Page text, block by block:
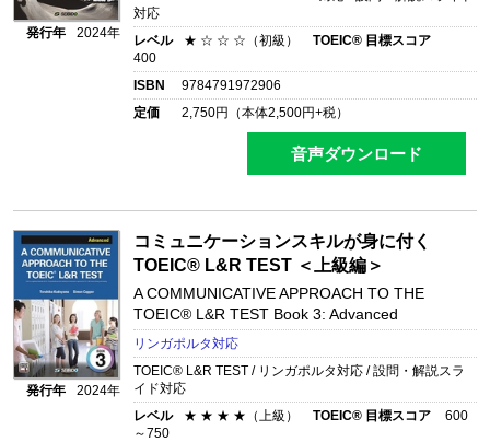
発行年 2024年
対応
レベル
★ ☆ ☆ ☆（初級）
TOEIC® 目標スコア
400
ISBN
9784791972906
定価
2,750円（本体2,500円+税）
音声ダウンロード
発行年 2024年
コミュニケーションスキルが身に付く
TOEIC® L&R TEST ＜上級編＞
A COMMUNICATIVE APPROACH TO THE
TOEIC® L&R TEST Book 3: Advanced
リンガポルタ対応
TOEIC® L&R TEST / リンガポルタ対応 / 設問・解説スラ
イド対応
レベル
★ ★ ★ ★（上級） TOEIC® 目標スコア
600
～750